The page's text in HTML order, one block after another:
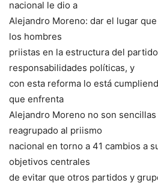
nacional le dio a
Alejandro Moreno: dar el lugar
los hombres
priistas en la estructura del
responsabilidades políticas, y
con esta reforma lo está
que enfrenta
Alejandro Moreno no son
reagrupado al priismo
nacional en torno a 41 cambios a
objetivos centrales
de evitar que otros partidos y